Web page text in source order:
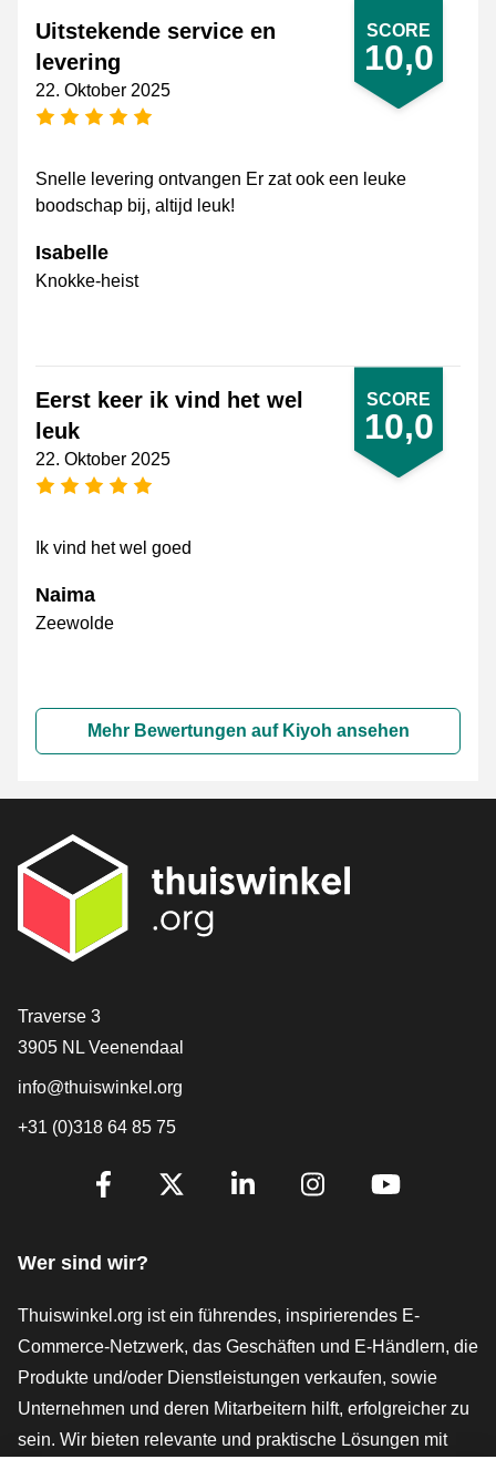
SCORE
10,0
Uitstekende service en
levering
22. Oktober 2025
[_General:NumberOfStarsPluralFormat]
Snelle levering ontvangen Er zat ook een leuke
boodschap bij, altijd leuk!
Isabelle
Knokke-heist
SCORE
10,0
Eerst keer ik vind het wel
leuk
22. Oktober 2025
[_General:NumberOfStarsPluralFormat]
Ik vind het wel goed
Naima
Zeewolde
Mehr Bewertungen auf Kiyoh ansehen
[_General:Contact]
Traverse 3
3905 NL Veenendaal
info@thuiswinkel.org
+31 (0)318 64 85 75
[_General:SocialMediaTitle]
Wer sind wir?
Thuiswinkel.org ist ein führendes, inspirierendes E-
Commerce-Netzwerk, das Geschäften und E-Händlern, die
Produkte und/oder Dienstleistungen verkaufen, sowie
Unternehmen und deren Mitarbeitern hilft, erfolgreicher zu
sein. Wir bieten relevante und praktische Lösungen mit